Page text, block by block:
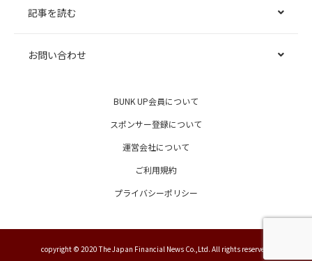
記事を読む
お問い合わせ
BUNK UP会員について
スポンサー登録について
運営会社について
ご利用規約
プライバシーポリシー
copyright © 2020 The Japan Financial News Co.,Ltd. All rights reserved.